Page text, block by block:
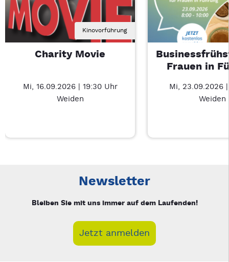
Kinovorführung
Charity Movie
Mi, 16.09.2026 | 19:30 Uhr
Weiden
Frauen in
Mi, 23.09.2026
Weiden
Newsletter
Bleiben Sie mit uns immer auf dem Laufenden!
Jetzt anmelden